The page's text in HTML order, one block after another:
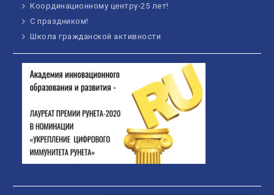
Координационному центру-25 лет!
С праздником!
Школа гражданской активности